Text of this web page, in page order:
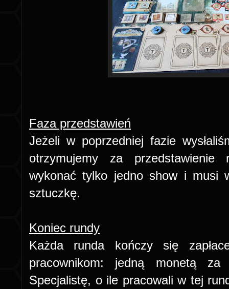
Faza przedstawień
Jeżeli w poprzedniej fazie
otrzymujemy za
wykonać tylko jedno show i musi
sztuczkę.
Koniec rundy
Każda runda kończy się
pracownikom: jedną monetą
Specjalistę, o ile pracowali w tej